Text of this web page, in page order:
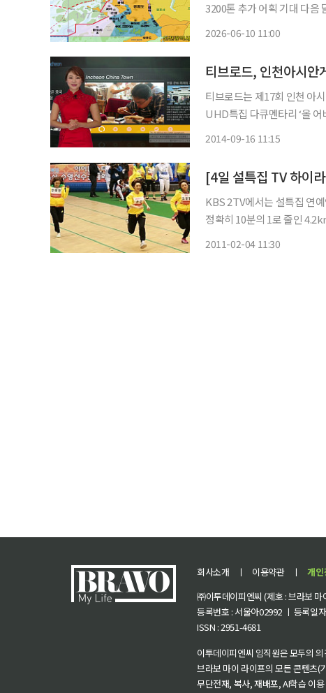
3200톤 추가 어획 기대 다음 달부터 인천·경기 연안 해역의 야간조업이 44년 만에 전면 허용
2026-06-10 11:00
티브로드, 인천아시안
티브로드는 제17회 인천 아
UHD특집 다큐멘타리 ‘올
2014-09-16 11:15
[4일 설특집 TV 하이
KBS 2TV에서는 설특집 연예인 복불복
정확히 10분의 1로 줄인
2011-02-04 11:30
회사소개 ㅣ 이용약관 ㅣ 개인
㈜이투데이피엔씨 (제호 : 브라보
등록번호 : 서울아02992 ㅣ 등록일
ISSN : 2951-4681
이투데이피엔씨 임직원은 모두의
브라보 마이 라이프의 모든 콘텐츠(
무단전재, 복사, 재배포, AI학습 이